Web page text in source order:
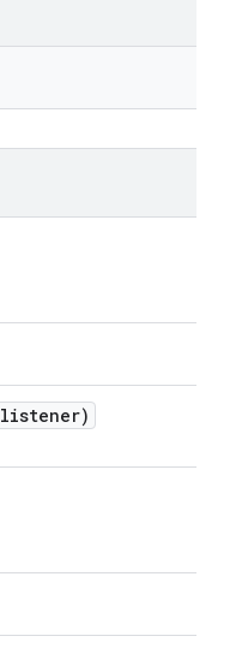
listener)